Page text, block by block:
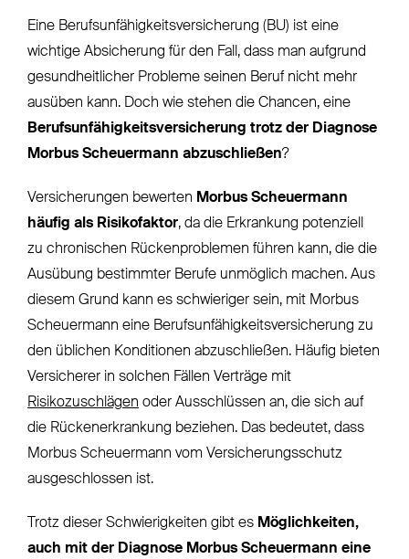
Eine Berufsunfähigkeitsversicherung (BU) ist eine
wichtige Absicherung für den Fall, dass man aufgrund
gesundheitlicher Probleme seinen Beruf nicht mehr
ausüben kann. Doch wie stehen die Chancen, eine
Berufsunfähigkeitsversicherung trotz der Diagnose
Morbus Scheuermann abzuschließen?
Versicherungen bewerten Morbus Scheuermann
häufig als Risikofaktor, da die Erkrankung potenziell
zu chronischen Rückenproblemen führen kann, die die
Ausübung bestimmter Berufe unmöglich machen. Aus
diesem Grund kann es schwieriger sein, mit Morbus
Scheuermann eine Berufsunfähigkeitsversicherung zu
den üblichen Konditionen abzuschließen. Häufig bieten
Versicherer in solchen Fällen Verträge mit
Risikozuschlägen oder Ausschlüssen an, die sich auf
die Rückenerkrankung beziehen. Das bedeutet, dass
Morbus Scheuermann vom Versicherungsschutz
ausgeschlossen ist.
Trotz dieser Schwierigkeiten gibt es Möglichkeiten,
auch mit der Diagnose Morbus Scheuermann eine